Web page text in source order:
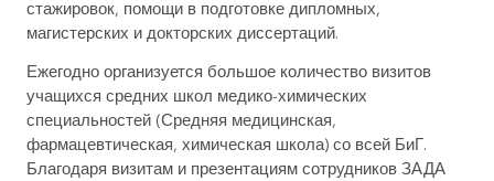
стажировок, помощи в подготовке дипломных,
магистерских и докторских диссертаций.
Ежегодно организуется большое количество визитов
учащихся средних школ медико-химических
специальностей (Средняя медицинская,
фармацевтическая, химическая школа) со всей БиГ.
Благодаря визитам и презентациям сотрудников ЗАДА